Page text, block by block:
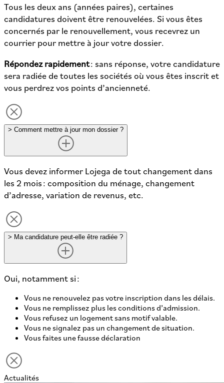
Tous les deux ans (années paires), certaines
candidatures doivent être renouvelées. Si vous êtes
concernés par le renouvellement, vous recevrez un
courrier pour mettre à jour votre dossier.
Répondez rapidement: sans réponse, votre candidature
sera radiée de toutes les sociétés où vous êtes inscrit et
vous perdrez vos points d’ancienneté.
> Comment mettre à jour mon dossier ?
Vous devez informer Lojega de tout changement dans
les 2 mois : composition du ménage, changement
d’adresse, variation de revenus, etc.
> Ma candidature peut-elle être radiée ?
Oui, notamment si :
Vous ne renouvelez pas votre inscription dans les délais.
Vous ne remplissez plus les conditions d’admission.
Vous refusez un logement sans motif valable.
Vous ne signalez pas un changement de situation.
Vous faites une fausse déclaration
Actualités